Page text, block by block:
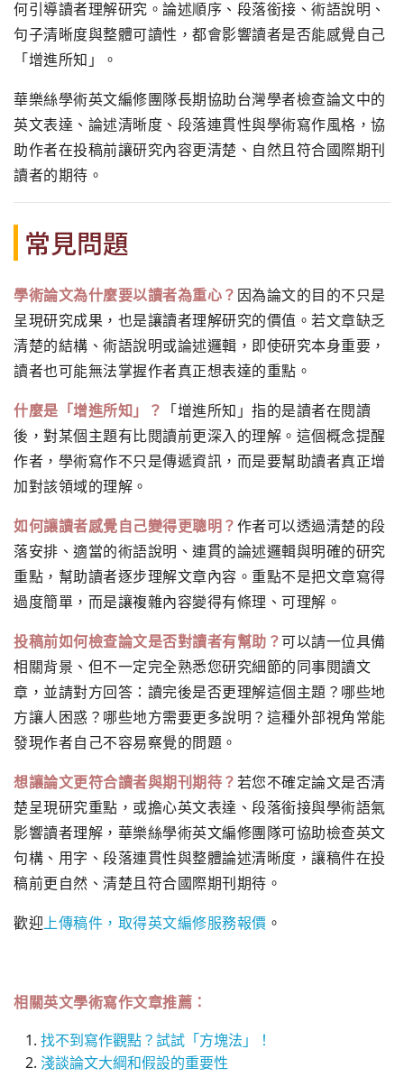
何引導讀者理解研究。論述順序、段落銜接、術語說明、
句子清晰度與整體可讀性，都會影響讀者是否能感覺自己
「增進所知」。
華樂絲學術英文編修團隊長期協助台灣學者檢查論文中的
英文表達、論述清晰度、段落連貫性與學術寫作風格，協
助作者在投稿前讓研究內容更清楚、自然且符合國際期刊
讀者的期待。
常見問題
學術論文為什麼要以讀者為重心？ 因為論文的目的不只是
呈現研究成果，也是讓讀者理解研究的價值。若文章缺乏
清楚的結構、術語說明或論述邏輯，即使研究本身重要，
讀者也可能無法掌握作者真正想表達的重點。
什麼是「增進所知」？ 「增進所知」指的是讀者在閱讀
後，對某個主題有比閱讀前更深入的理解。這個概念提醒
作者，學術寫作不只是傳遞資訊，而是要幫助讀者真正增
加對該領域的理解。
如何讓讀者感覺自己變得更聰明？作者可以透過清楚的段
落安排、適當的術語說明、連貫的論述邏輯與明確的研究
重點，幫助讀者逐步理解文章內容。重點不是把文章寫得
過度簡單，而是讓複雜內容變得有條理、可理解。
投稿前如何檢查論文是否對讀者有幫助？可以請一位具備
相關背景、但不一定完全熟悉您研究細節的同事閱讀文
章，並請對方回答：讀完後是否更理解這個主題？哪些地
方讓人困惑？哪些地方需要更多說明？這種外部視角常能
發現作者自己不容易察覺的問題。
想讓論文更符合讀者與期刊期待？若您不確定論文是否清
楚呈現研究重點，或擔心英文表達、段落銜接與學術語氣
影響讀者理解，華樂絲學術英文編修團隊可協助檢查英文
句構、用字、段落連貫性與整體論述清晰度，讓稿件在投
稿前更自然、清楚且符合國際期刊期待。
歡迎上傳稿件，取得英文編修服務報價 。
相關英文學術寫作文章推薦：
找不到寫作觀點？試試「方塊法」！
淺談論文大綱和假設的重要性